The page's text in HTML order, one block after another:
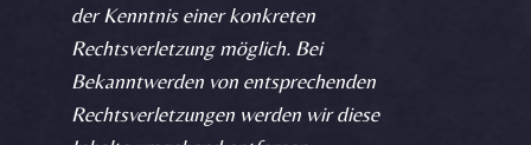
der Kenntnis einer konkreten
Rechtsverletzung möglich. Bei
Bekanntwerden von entsprechenden
Rechtsverletzungen werden wir diese